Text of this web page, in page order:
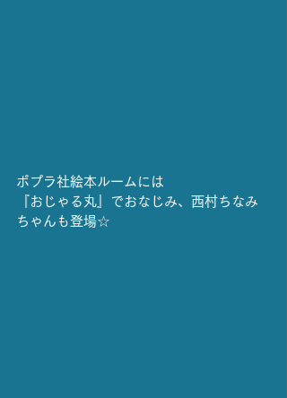
ポプラ社絵本ルームには
『おじゃる丸』でおなじみ、西村ちなみ
ちゃんも登場☆